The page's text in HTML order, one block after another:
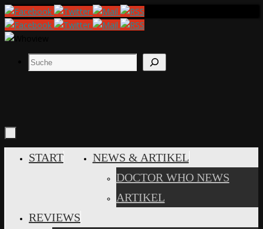
Zum
Inhalt
springen
Suchen
INHALT
START
NEWS & ARTIKEL
DOCTOR WHO NEWS
ARTIKEL
REVIEWS